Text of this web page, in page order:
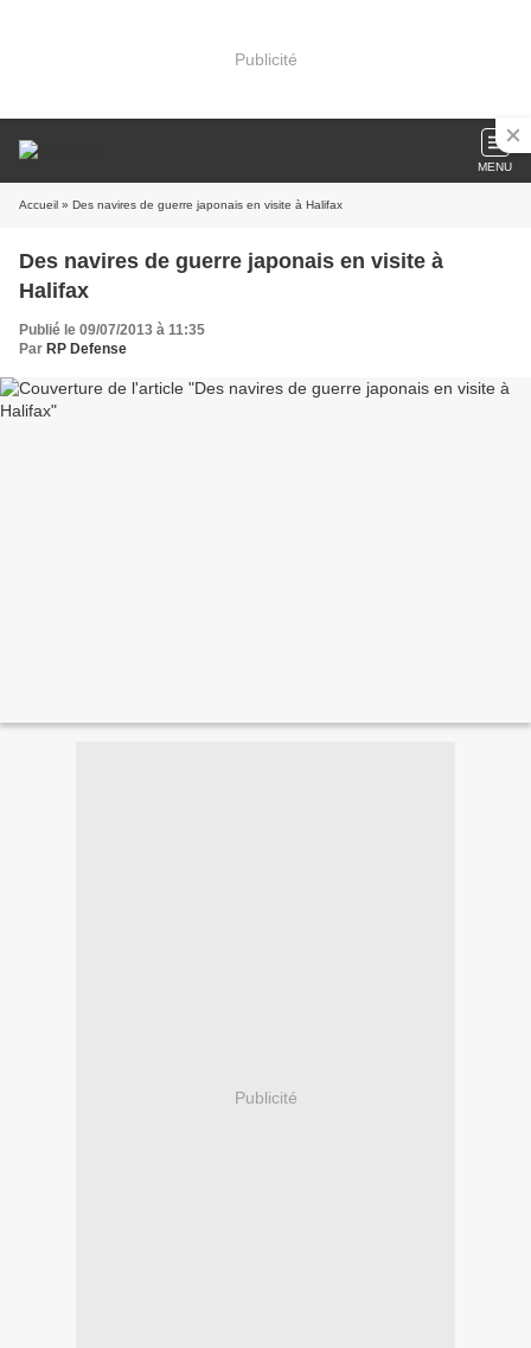
Publicité
MENU
Accueil » Des navires de guerre japonais en visite à Halifax
Des navires de guerre japonais en visite à
Halifax
Publié le 09/07/2013 à 11:35
Par RP Defense
Publicité